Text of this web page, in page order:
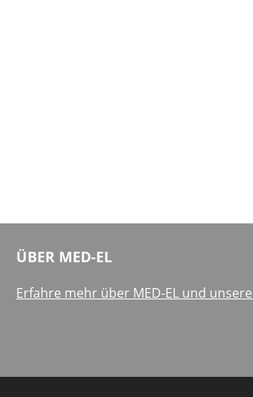
ÜBER MED-EL
Erfahre mehr über MED-EL und